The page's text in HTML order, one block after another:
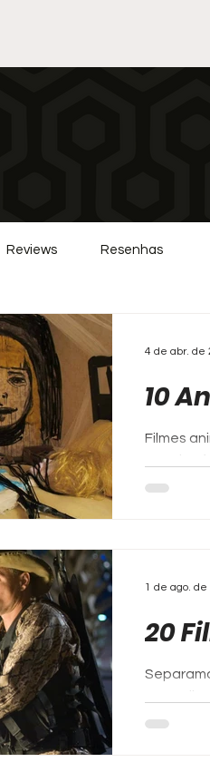
10
Filmes
mundos
alcançar
4 de abr. de
20
se
1 de ago. de
Reviews Resenhas